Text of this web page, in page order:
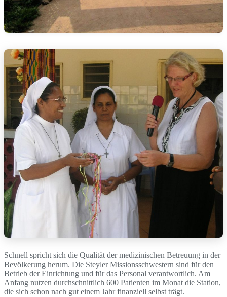
Schnell spricht sich die Qualität der medizinischen Betreuung in der
Bevölkerung herum. Die Steyler Missionsschwestern sind für den
Betrieb der Einrichtung und für das Personal verantwortlich. Am
Anfang nutzen durchschnittlich 600 Patienten im Monat die Station,
die sich schon nach gut einem Jahr finanziell selbst trägt.